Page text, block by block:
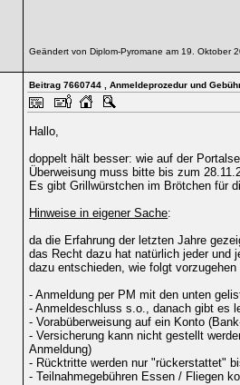
Geändert von Diplom-Pyromane am 19. Oktober
Beitrag 7660744 , Anmeldeprozedur und
Hallo,
doppelt hält besser: wie auf der
Überweisung muss bitte bis zum
Es gibt Grillwürstchen im Brötchen für
Hinweise in eigener Sache:
da die Erfahrung der letzten Jahre
das Recht dazu hat natürlich jeder und
dazu entschieden, wie folgt
- Anmeldung per PM mit den unten
- Anmeldeschluss s.o., danach gibt es
- Vorabüberweisung auf ein Konto
- Versicherung kann nicht gestellt
Anmeldung)
- Rücktritte werden nur "rückerstattet"
- Teilnahmegebühren Essen / Fliegen